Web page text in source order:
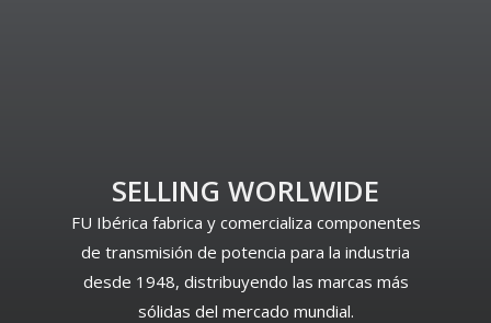
SELLING WORLWIDE
FU Ibérica fabrica y comercializa componentes
de transmisión de potencia para la industria
desde 1948, distribuyendo las marcas más
sólidas del mercado mundial.